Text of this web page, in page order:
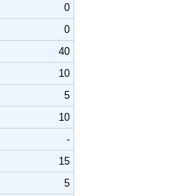
0
0
40
10
5
10
-
15
5